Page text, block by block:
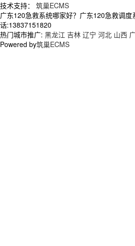
技术支持： 筑巢ECMS
广东120急救系统哪家好？广东120急救调
话:13837151820
热门城市推广: 黑龙江 吉林 辽宁 河北 山西
Powered by筑巢ECMS